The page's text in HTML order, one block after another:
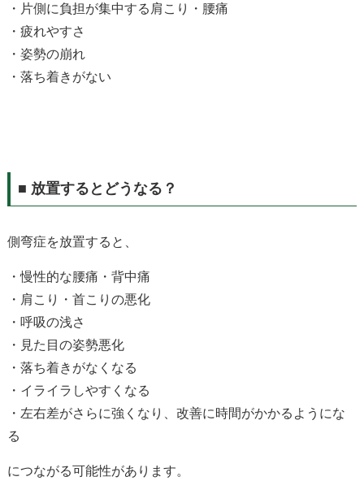
・片側に負担が集中する肩こり・腰痛
・疲れやすさ
・姿勢の崩れ
・落ち着きがない
■ 放置するとどうなる？
側弯症を放置すると、
・慢性的な腰痛・背中痛
・肩こり・首こりの悪化
・呼吸の浅さ
・見た目の姿勢悪化
・落ち着きがなくなる
・イライラしやすくなる
・左右差がさらに強くなり、改善に時間がかかるようにな
る
につながる可能性があります。